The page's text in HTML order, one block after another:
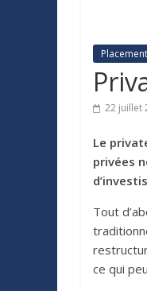
22 juillet
Le
privées
Tout
ce qui